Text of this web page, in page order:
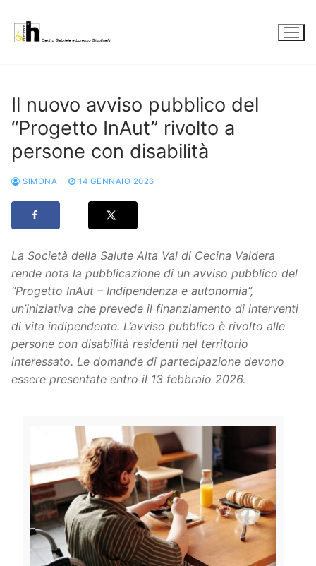
contenuto
Il nuovo avviso pubblico del
“Progetto InAut” rivolto a
persone con disabilità
SIMONA 14 GENNAIO 2026
La Società della Salute Alta Val di Cecina Valdera
rende nota la pubblicazione di un avviso pubblico del
“Progetto InAut – Indipendenza e autonomia”,
un’iniziativa che prevede il finanziamento di interventi
di vita indipendente. L’avviso pubblico è rivolto alle
persone con disabilità residenti nel territorio
interessato. Le domande di partecipazione devono
essere presentate entro il 13 febbraio 2026.